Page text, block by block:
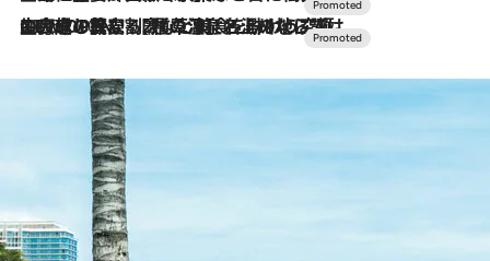
2026.7.10
NEW OPEN！【界 草津】名湯の地に誕生。趣の異なる2種の温泉と上州ならではの会席・蕎麦割烹など美食を味わう究極の癒やし旅